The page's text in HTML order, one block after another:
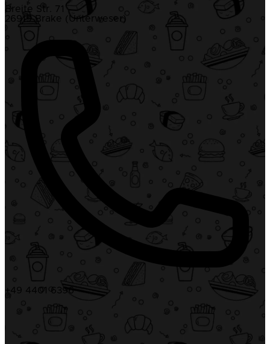
Breite Str. 71
26919 Brake (Unterweser)
+49 4401 6396